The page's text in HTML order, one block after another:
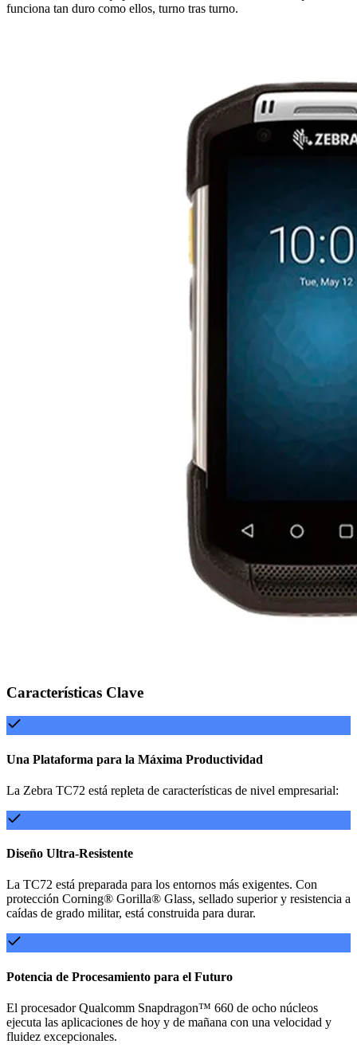
funciona tan duro como ellos, turno tras turno.
Características Clave
Una Plataforma para la Máxima Productividad
La Zebra TC72 está repleta de características de nivel empresarial:
Diseño Ultra-Resistente
La TC72 está preparada para los entornos más exigentes. Con
protección Corning® Gorilla® Glass, sellado superior y resistencia a
caídas de grado militar, está construida para durar.
Potencia de Procesamiento para el Futuro
El procesador Qualcomm Snapdragon™ 660 de ocho núcleos
ejecuta las aplicaciones de hoy y de mañana con una velocidad y
fluidez excepcionales.